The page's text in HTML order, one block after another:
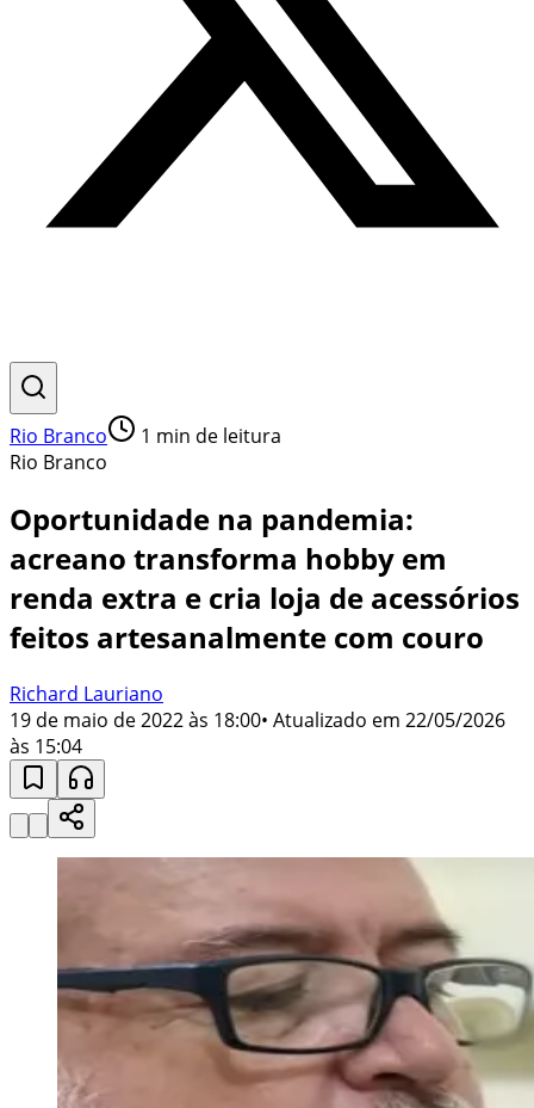
Rio Branco 1 min de leitura
Rio Branco
Oportunidade na pandemia:
acreano transforma hobby em
renda extra e cria loja de acessórios
feitos artesanalmente com couro
Richard Lauriano
19 de maio de 2022 às 18:00• Atualizado em 22/05/2026
às 15:04